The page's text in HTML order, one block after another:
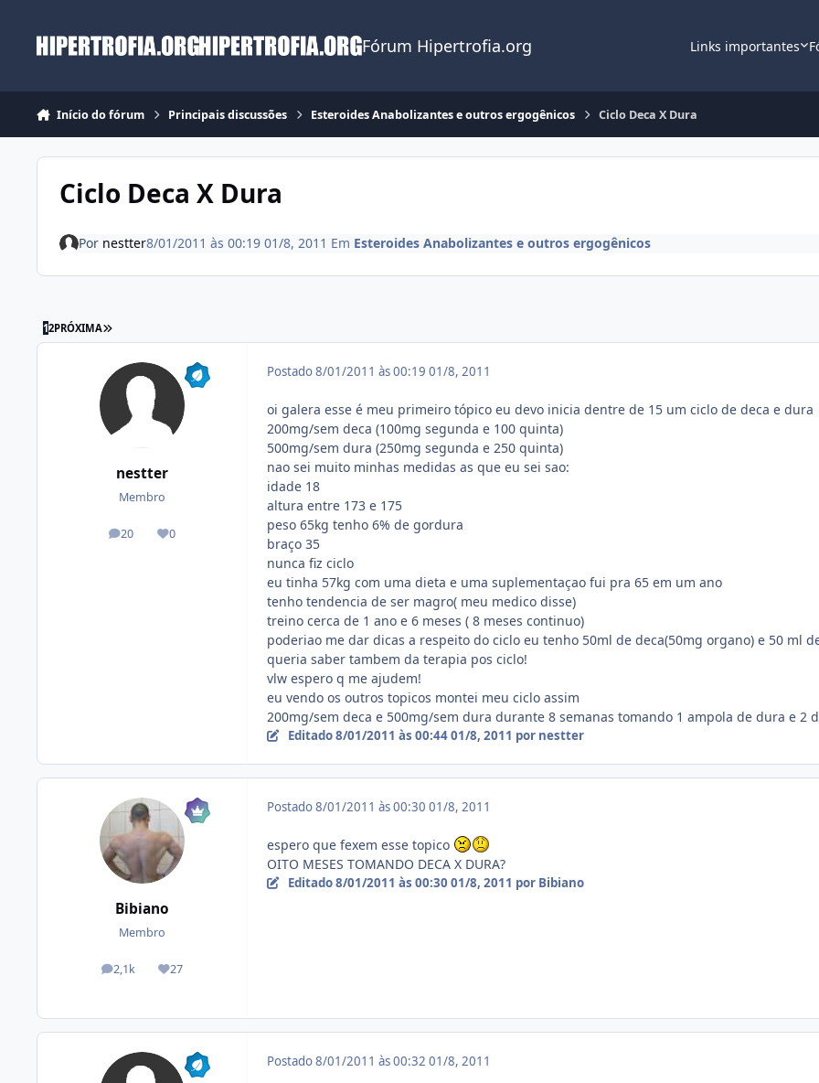
Fórum Hipertrofia.org Links importantes
Início do fórum Principais discussões Esteroides Anabolizantes e outros ergogênicos Ciclo Deca X Dura
Ciclo Deca X Dura
Por nestter8/01/2011 às 00:19 01/8, 2011 Em Esteroides Anabolizantes e outros ergogênicos
12PRÓXIMA ÚLTIMA PÁGINA
nestter
Membro
20
posts 0
Reputação
Postado8/01/2011 às 00:19 01/8, 2011
oi galera esse é meu primeiro tópico eu devo inicia dentre de 15 um ciclo de deca e dura
200mg/sem deca (100mg segunda e 100 quinta)
500mg/sem dura (250mg segunda e 250 quinta)
nao sei muito minhas medidas as que eu sei sao:
idade 18
altura entre 173 e 175
peso 65kg tenho 6% de gordura
braço 35
nunca fiz ciclo
eu tinha 57kg com uma dieta e uma suplementaçao fui pra 65 em um ano
tenho tendencia de ser magro( meu medico disse)
treino cerca de 1 ano e 6 meses ( 8 meses continuo)
poderiao me dar dicas a respeito do ciclo eu tenho 50ml de deca(50mg organo) e 50 ml
queria saber tambem da terapia pos ciclo!
vlw espero q me ajudem!
eu vendo os outros topicos montei meu ciclo assim
200mg/sem deca e 500mg/sem dura durante 8 semanas tomando 1 ampola de dura e 2
Editado8/01/2011 às 00:4401/8, 2011 por nestter
Bibiano
Membro
2,1k
posts 27
Reputação
Postado8/01/2011 às 00:30 01/8, 2011
espero que fexem esse topico
OITO MESES TOMANDO DECA X DURA?
Editado8/01/2011 às 00:30 01/8, 2011 por Bibiano
Postado8/01/2011 às 00:32 01/8, 2011